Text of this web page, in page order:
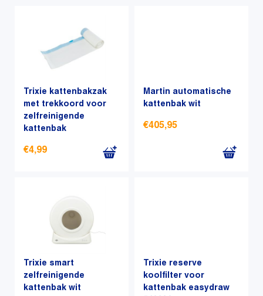
meerdere
variaties.
optie
kan
gekozen
worden
op
Trixie kattenbakzak
met trekkoord voor
zelfreinigende
kattenbak
€4,99
Martin automatische
kattenbak wit
€405,95
Trixie smart
zelfreinigende
kattenbak wit
Trixie reserve
koolfilter voor
kattenbak easydraw